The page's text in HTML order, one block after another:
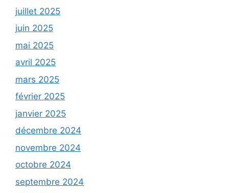
juillet 2025
juin 2025
mai 2025
avril 2025
mars 2025
février 2025
janvier 2025
décembre 2024
novembre 2024
octobre 2024
septembre 2024